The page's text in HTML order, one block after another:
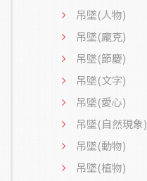
吊墜(人物)
吊墜(龐克)
吊墜(節慶)
吊墜(文字)
吊墜(愛心)
吊墜(自然現象)
吊墜(動物)
吊墜(植物)